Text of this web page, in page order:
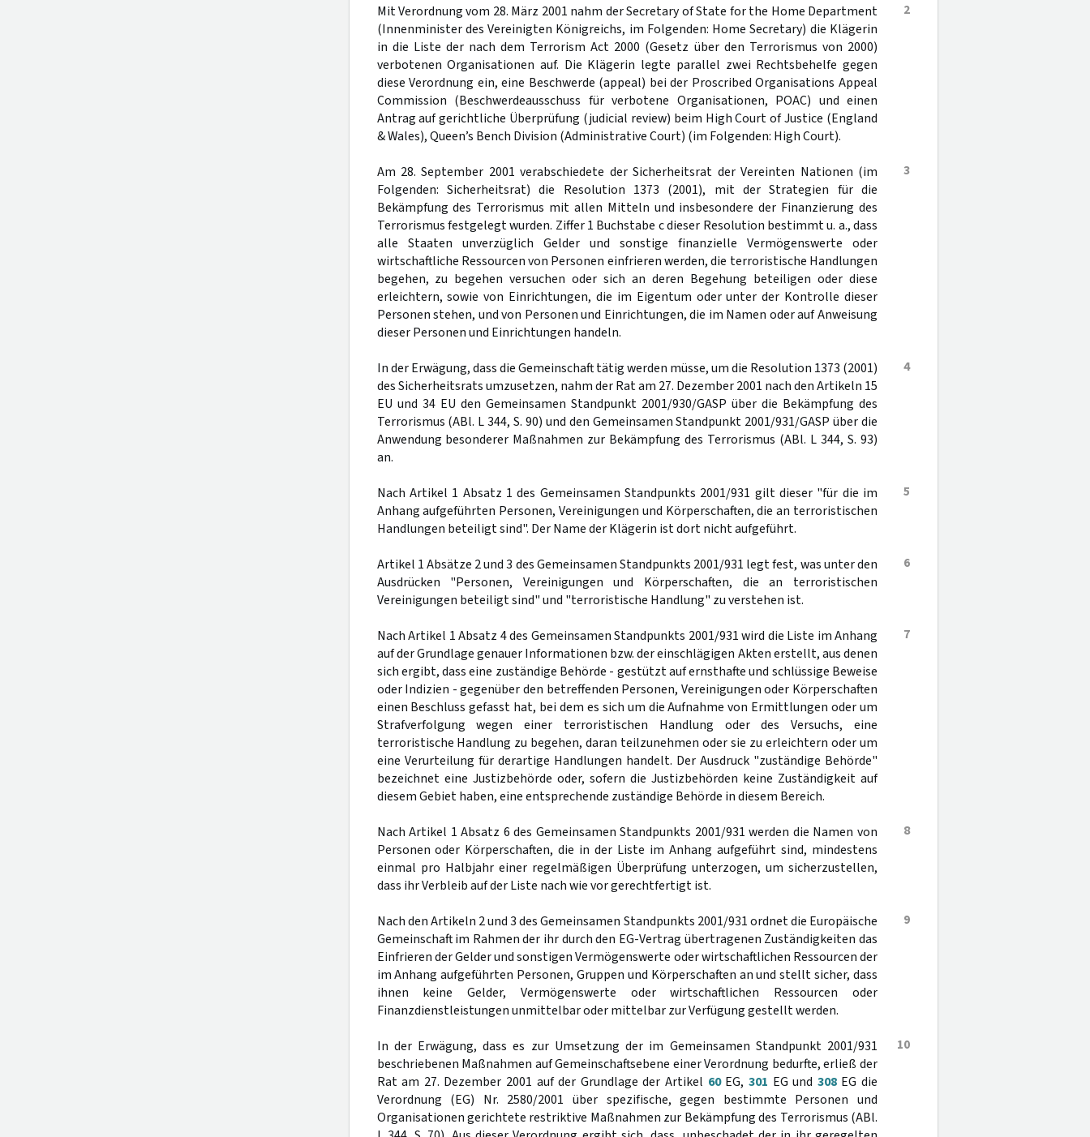
2
Mit Verordnung vom 28. März 2001 nahm der Secretary of State for the Home Department
(Innenminister des Vereinigten Königreichs, im Folgenden: Home Secretary) die Klägerin
in die Liste der nach dem Terrorism Act 2000 (Gesetz über den Terrorismus von 2000)
verbotenen Organisationen auf. Die Klägerin legte parallel zwei Rechtsbehelfe gegen
diese Verordnung ein, eine Beschwerde (appeal) bei der Proscribed Organisations Appeal
Commission (Beschwerdeausschuss für verbotene Organisationen, POAC) und einen
Antrag auf gerichtliche Überprüfung (judicial review) beim High Court of Justice (England
& Wales), Queen’s Bench Division (Administrative Court) (im Folgenden: High Court).
3
Am 28. September 2001 verabschiedete der Sicherheitsrat der Vereinten Nationen (im
Folgenden: Sicherheitsrat) die Resolution 1373 (2001), mit der Strategien für die
Bekämpfung des Terrorismus mit allen Mitteln und insbesondere der Finanzierung des
Terrorismus festgelegt wurden. Ziffer 1 Buchstabe c dieser Resolution bestimmt u. a., dass
alle Staaten unverzüglich Gelder und sonstige finanzielle Vermögenswerte oder
wirtschaftliche Ressourcen von Personen einfrieren werden, die terroristische Handlungen
begehen, zu begehen versuchen oder sich an deren Begehung beteiligen oder diese
erleichtern, sowie von Einrichtungen, die im Eigentum oder unter der Kontrolle dieser
Personen stehen, und von Personen und Einrichtungen, die im Namen oder auf Anweisung
dieser Personen und Einrichtungen handeln.
4
In der Erwägung, dass die Gemeinschaft tätig werden müsse, um die Resolution 1373 (2001)
des Sicherheitsrats umzusetzen, nahm der Rat am 27. Dezember 2001 nach den Artikeln 15
EU und 34 EU den Gemeinsamen Standpunkt 2001/930/GASP über die Bekämpfung des
Terrorismus (ABl. L 344, S. 90) und den Gemeinsamen Standpunkt 2001/931/GASP über die
Anwendung besonderer Maßnahmen zur Bekämpfung des Terrorismus (ABl. L 344, S. 93)
an.
5
Nach Artikel 1 Absatz 1 des Gemeinsamen Standpunkts 2001/931 gilt dieser "für die im
Anhang aufgeführten Personen, Vereinigungen und Körperschaften, die an terroristischen
Handlungen beteiligt sind". Der Name der Klägerin ist dort nicht aufgeführt.
6
Artikel 1 Absätze 2 und 3 des Gemeinsamen Standpunkts 2001/931 legt fest, was unter den
Ausdrücken "Personen, Vereinigungen und Körperschaften, die an terroristischen
Vereinigungen beteiligt sind" und "terroristische Handlung" zu verstehen ist.
7
Nach Artikel 1 Absatz 4 des Gemeinsamen Standpunkts 2001/931 wird die Liste im Anhang
auf der Grundlage genauer Informationen bzw. der einschlägigen Akten erstellt, aus denen
sich ergibt, dass eine zuständige Behörde - gestützt auf ernsthafte und schlüssige Beweise
oder Indizien - gegenüber den betreffenden Personen, Vereinigungen oder Körperschaften
einen Beschluss gefasst hat, bei dem es sich um die Aufnahme von Ermittlungen oder um
Strafverfolgung wegen einer terroristischen Handlung oder des Versuchs, eine
terroristische Handlung zu begehen, daran teilzunehmen oder sie zu erleichtern oder um
eine Verurteilung für derartige Handlungen handelt. Der Ausdruck "zuständige Behörde"
bezeichnet eine Justizbehörde oder, sofern die Justizbehörden keine Zuständigkeit auf
diesem Gebiet haben, eine entsprechende zuständige Behörde in diesem Bereich.
8
Nach Artikel 1 Absatz 6 des Gemeinsamen Standpunkts 2001/931 werden die Namen von
Personen oder Körperschaften, die in der Liste im Anhang aufgeführt sind, mindestens
einmal pro Halbjahr einer regelmäßigen Überprüfung unterzogen, um sicherzustellen,
dass ihr Verbleib auf der Liste nach wie vor gerechtfertigt ist.
9
Nach den Artikeln 2 und 3 des Gemeinsamen Standpunkts 2001/931 ordnet die Europäische
Gemeinschaft im Rahmen der ihr durch den EG-Vertrag übertragenen Zuständigkeiten das
Einfrieren der Gelder und sonstigen Vermögenswerte oder wirtschaftlichen Ressourcen der
im Anhang aufgeführten Personen, Gruppen und Körperschaften an und stellt sicher, dass
ihnen keine Gelder, Vermögenswerte oder wirtschaftlichen Ressourcen oder
Finanzdienstleistungen unmittelbar oder mittelbar zur Verfügung gestellt werden.
10
In der Erwägung, dass es zur Umsetzung der im Gemeinsamen Standpunkt 2001/931
beschriebenen Maßnahmen auf Gemeinschaftsebene einer Verordnung bedurfte, erließ der
Rat am 27. Dezember 2001 auf der Grundlage der Artikel 60EG, 301 EG und 308EG die
Verordnung (EG) Nr. 2580/2001 über spezifische, gegen bestimmte Personen und
Organisationen gerichtete restriktive Maßnahmen zur Bekämpfung des Terrorismus (ABl.